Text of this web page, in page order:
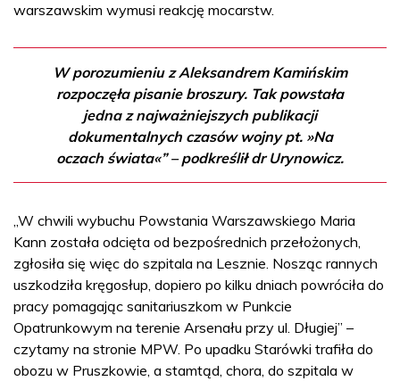
warszawskim wymusi reakcję mocarstw.
W porozumieniu z Aleksandrem Kamińskim
rozpoczęła pisanie broszury. Tak powstała
jedna z najważniejszych publikacji
dokumentalnych czasów wojny pt. »Na
oczach świata«” – podkreślił dr Urynowicz.
„W chwili wybuchu Powstania Warszawskiego Maria
Kann została odcięta od bezpośrednich przełożonych,
zgłosiła się więc do szpitala na Lesznie. Nosząc rannych
uszkodziła kręgosłup, dopiero po kilku dniach powróciła do
pracy pomagając sanitariuszkom w Punkcie
Opatrunkowym na terenie Arsenału przy ul. Długiej” –
czytamy na stronie MPW. Po upadku Starówki trafiła do
obozu w Pruszkowie, a stamtąd, chora, do szpitala w